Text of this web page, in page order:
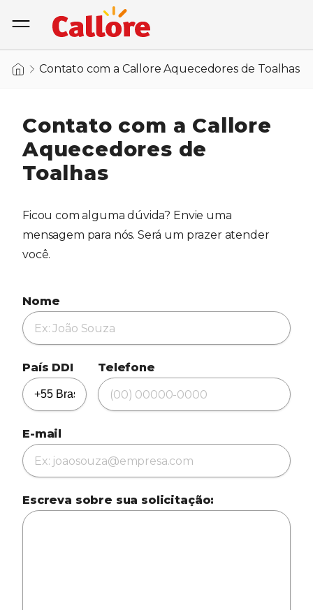
Contato com a Callore Aquecedores de Toalhas
Contato com a Callore
Aquecedores de
Toalhas
Ficou com alguma dúvida? Envie uma
mensagem para nós. Será um prazer atender
você.
Nome
País DDI Telefone
E-mail
Escreva sobre sua solicitação: